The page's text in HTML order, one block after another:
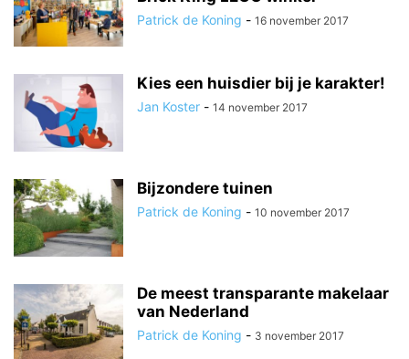
Patrick de Koning - 16 november 2017
Kies een huisdier bij je karakter!
Jan Koster - 14 november 2017
Bijzondere tuinen
Patrick de Koning - 10 november 2017
De meest transparante makelaar
van Nederland
Patrick de Koning - 3 november 2017